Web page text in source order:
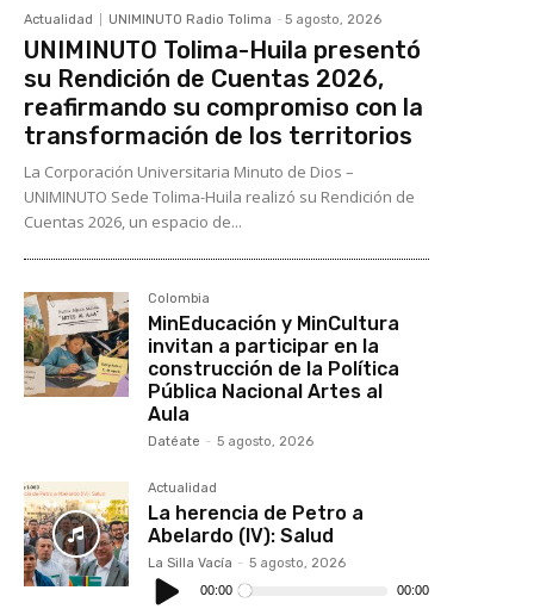
Actualidad UNIMINUTO Radio Tolima - 5 agosto, 2026
UNIMINUTO Tolima-Huila presentó
su Rendición de Cuentas 2026,
reafirmando su compromiso con la
transformación de los territorios
La Corporación Universitaria Minuto de Dios –
UNIMINUTO Sede Tolima-Huila realizó su Rendición de
Cuentas 2026, un espacio de...
Colombia
MinEducación y MinCultura
invitan a participar en la
construcción de la Política
Pública Nacional Artes al
Aula
Datéate - 5 agosto, 2026
Actualidad
La herencia de Petro a
Abelardo (IV): Salud
La Silla Vacía - 5 agosto, 2026
Reproductor
de
audio
00:00 00:00